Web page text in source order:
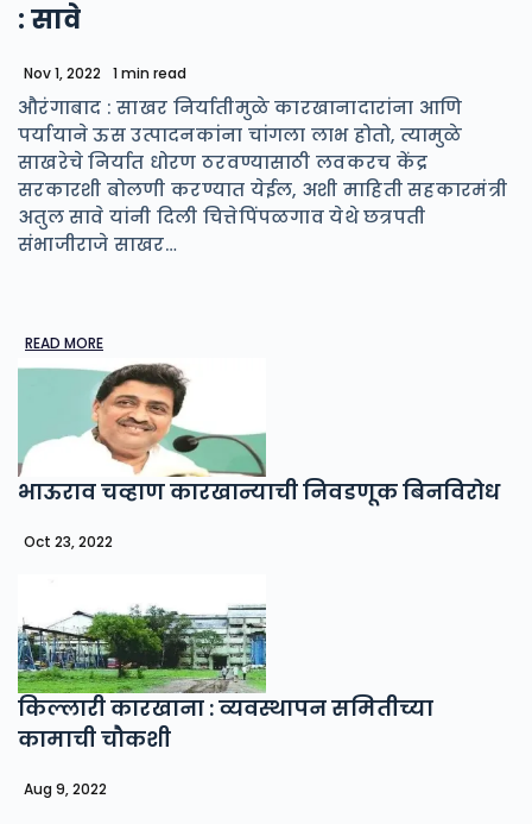
: सावे
Nov 1, 2022 1 min read
औरंगाबाद : साखर निर्यातीमुळे कारखानादारांना आणि
पर्यायाने ऊस उत्पादनकांना चांगला लाभ होतो, त्यामुळे
साखरेचे निर्यात धोरण ठरवण्यासाठी लवकरच केंद्र
सरकारशी बोलणी करण्यात येईल, अशी माहिती सहकारमंत्री
अतुल सावे यांनी दिली चित्तेपिंपळगाव येथे छत्रपती
संभाजीराजे साखर…
READ MORE
भाऊराव चव्हाण कारखान्याची निवडणूक बिनविरोध
Oct 23, 2022
किल्लारी कारखाना : व्यवस्थापन समितीच्या
कामाची चौकशी
Aug 9, 2022